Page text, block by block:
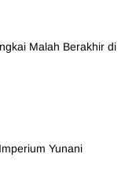
Malah Berakhir di
Yunani